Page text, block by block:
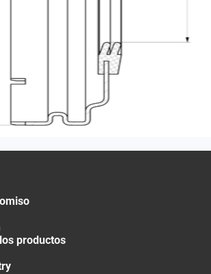
productos